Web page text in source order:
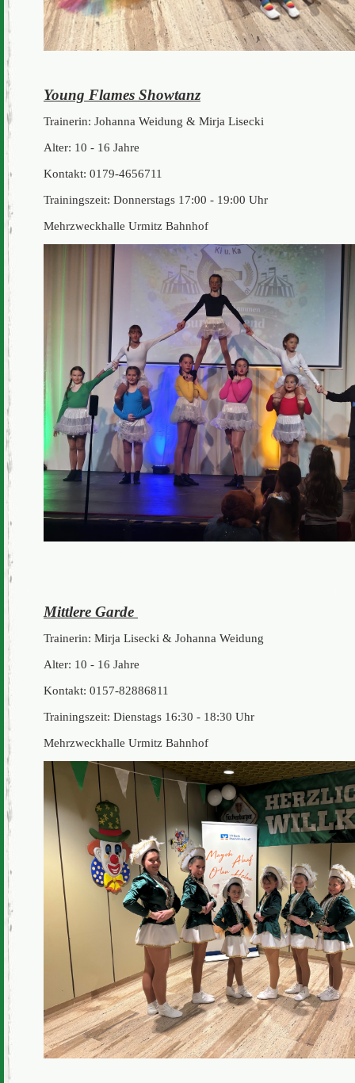
Young Flames Showtanz
Trainerin: Johanna Weidung & Mirja Lisecki
Alter: 10 - 16 Jahre
Kontakt: 0179-4656711
Trainingszeit: Donnerstags 17:00 - 19:00 Uhr
Mehrzweckhalle Urmitz Bahnhof
Mittlere Garde
Trainerin: Mirja Lisecki & Johanna Weidung
Alter: 10 - 16 Jahre
Kontakt: 0157-82886811
Trainingszeit: Dienstags 16:30 - 18:30 Uhr
Mehrzweckhalle Urmitz Bahnhof